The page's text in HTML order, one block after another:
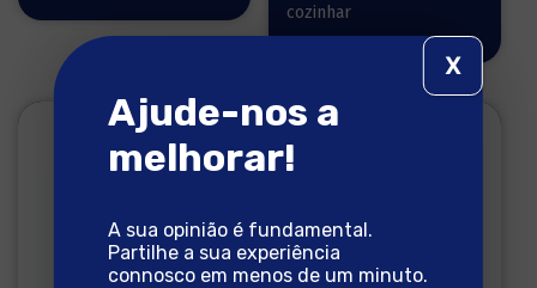
cozinhar
Ajude-nos a
melhorar!
A sua opinião é fundamental.
Partilhe a sua experiência
connosco em menos de um minuto.
X